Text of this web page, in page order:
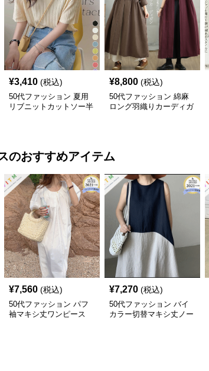
¥3,410 (税込)
50代ファッション 夏用
リブニットカットソー半
¥8,800 (税込)
50代ファッション 綿麻
ロング羽織りカーディガ
のおすすめアイテム
¥7,560 (税込)
50代ファッション パフ
袖マキシ丈ワンピース
¥7,270 (税込)
50代ファッション バイ
カラー切替マキシ丈ノー